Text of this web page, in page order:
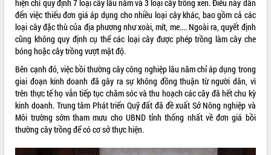
sầu riêng tại Đắk Lắk
Trình diễn nghệ thuật chế biến các
món ăn từ sầu riêng
Đắk Lắk công bố Quy hoạch và xúc
tiến đầu tư tỉnh
Ngành cá ngừ Đắk Lắk chủ động thích
ứng để giữ vững thị trường xuất khẩu
Diễn đàn Kinh tế tư nhân Việt Nam đột
phá cơ chế - Hợp tác công tư
Đề án 06 tạo bước ngoặt đột phá trong
cải cách hành chính tỉnh Đắk Lắk
hiện chỉ quy định 7 loại cây lâu năm và 3 loại cây trồng xen. Điều này dẫn
đến việc thiếu đơn giá áp dụng cho nhiều loại cây khác, bao gồm cả các
loại cây đặc thù của địa phương như xoài, mít, me.... Ngoài ra, quyết định
cũng không quy định cụ thể các loại cây được phép trồng làm cây che
bóng hoặc cây trồng vượt mật độ.
Bên cạnh đó, việc bồi thường cây công nghiệp lâu năm chỉ áp dụng trong
giai đoạn kinh doanh đã gây ra sự không đồng thuận từ người dân, vì
trên thực tế họ vẫn tiếp tục chăm sóc và thu hoạch các cây đã hết chu kỳ
kinh doanh. Trung tâm Phát triển Quỹ đất đã đề xuất Sở Nông nghiệp và
Môi trường sớm tham mưu cho UBND tỉnh thống nhất về đơn giá bồi
thường cây trồng để có cơ sở thực hiện.